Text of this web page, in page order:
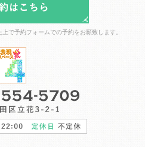
で予約フォームでの予約をお願致します。